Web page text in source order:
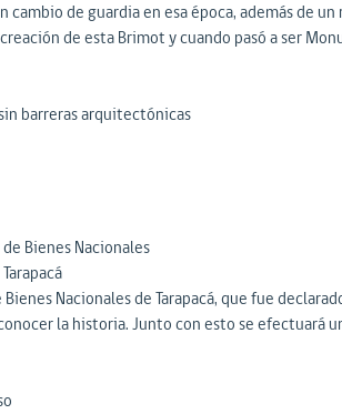
de guardia en esa época, además de
de esta Brimot y cuando pasó a ser
barreras arquitectónicas
Bienes Nacionales
Nacionales de Tarapacá, que fue
la historia. Junto con esto se efectuará